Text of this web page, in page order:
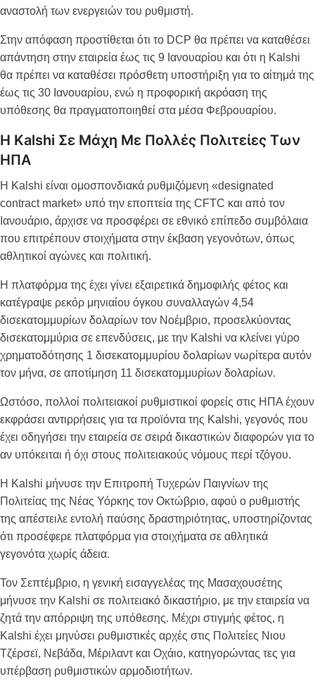
αναστολή των ενεργειών του ρυθμιστή.
Στην απόφαση προστίθεται ότι το DCP θα πρέπει να καταθέσει
απάντηση στην εταιρεία έως τις 9 Ιανουαρίου και ότι η Kalshi
θα πρέπει να καταθέσει πρόσθετη υποστήριξη για το αίτημά της
έως τις 30 Ιανουαρίου, ενώ η προφορική ακρόαση της
υπόθεσης θα πραγματοποιηθεί στα μέσα Φεβρουαρίου.
Η Kalshi Σε Μάχη Με Πολλές Πολιτείες Των
ΗΠΑ
Η Kalshi είναι ομοσπονδιακά ρυθμιζόμενη «designated
contract market» υπό την εποπτεία της CFTC και από τον
Ιανουάριο, άρχισε να προσφέρει σε εθνικό επίπεδο συμβόλαια
που επιτρέπουν στοιχήματα στην έκβαση γεγονότων, όπως
αθλητικοί αγώνες και πολιτική.
Η πλατφόρμα της έχει γίνει εξαιρετικά δημοφιλής φέτος και
κατέγραψε ρεκόρ μηνιαίου όγκου συναλλαγών 4,54
δισεκατομμυρίων δολαρίων τον Νοέμβριο, προσελκύοντας
δισεκατομμύρια σε επενδύσεις, με την Kalshi να κλείνει γύρο
χρηματοδότησης 1 δισεκατομμυρίου δολαρίων νωρίτερα αυτόν
τον μήνα, σε αποτίμηση 11 δισεκατομμυρίων δολαρίων.
Ωστόσο, πολλοί πολιτειακοί ρυθμιστικοί φορείς στις ΗΠΑ έχουν
εκφράσει αντιρρήσεις για τα προϊόντα της Kalshi, γεγονός που
έχει οδηγήσει την εταιρεία σε σειρά δικαστικών διαφορών για το
αν υπόκειται ή όχι στους πολιτειακούς νόμους περί τζόγου.
Η Kalshi μήνυσε την Επιτροπή Τυχερών Παιγνίων της
Πολιτείας της Νέας Υόρκης τον Οκτώβριο, αφού ο ρυθμιστής
της απέστειλε εντολή παύσης δραστηριότητας, υποστηρίζοντας
ότι προσέφερε πλατφόρμα για στοιχήματα σε αθλητικά
γεγονότα χωρίς άδεια.
Τον Σεπτέμβριο, η γενική εισαγγελέας της Μασαχουσέτης
μήνυσε την Kalshi σε πολιτειακό δικαστήριο, με την εταιρεία να
ζητά την απόρριψη της υπόθεσης. Μέχρι στιγμής φέτος, η
Kalshi έχει μηνύσει ρυθμιστικές αρχές στις Πολιτείες Νιου
Τζέρσεϊ, Νεβάδα, Μέριλαντ και Οχάιο, κατηγορώντας τες για
υπέρβαση ρυθμιστικών αρμοδιοτήτων.